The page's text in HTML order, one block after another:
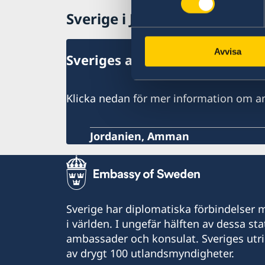
Avvisa
Sverige i Jordanien
Sveriges ambassad
Klicka nedan för mer information om
Jordanien, Amman
Sverige har diplomatiska förbindelser
i världen. I ungefär hälften av dessa
ambassader och konsulat. Sveriges
av drygt 100 utlandsmyndigheter.